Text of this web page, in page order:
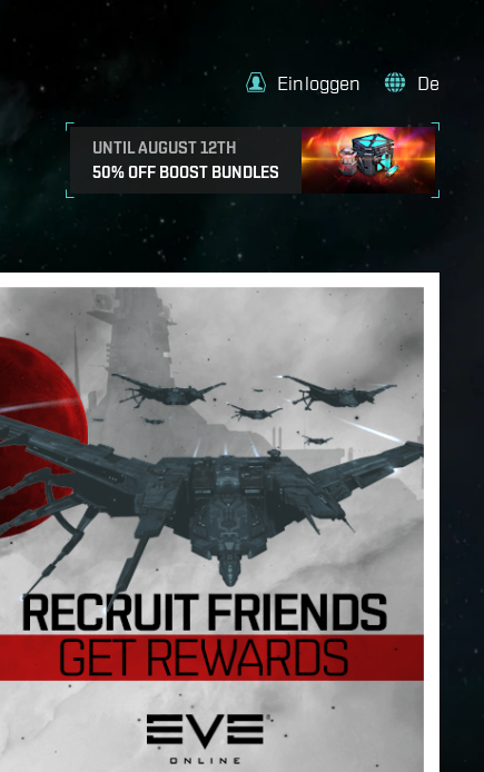
UNTIL AUGUST 12TH
50% OFF BOOST BUNDLES
Einloggen De